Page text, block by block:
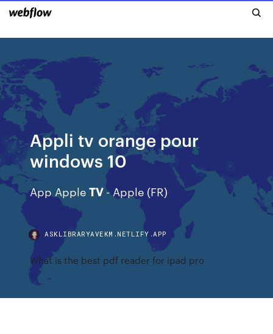
Appli tv orange pour
windows 10
App AppleTV- Apple (FR)
ASKLIBRARYAVEKM.NETLIFY.APP
What is the best pdf reader for ipad pro